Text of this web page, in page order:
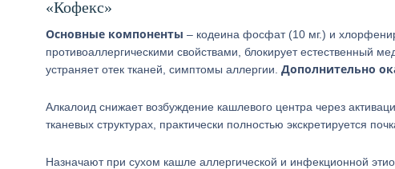
«Кофекс»
Основные компоненты – кодеина фосфат (10 мг.) и
противоаллергическими свойствами, блокирует естественный
устраняет отек тканей, симптомы аллергии. Дополнительно
Алкалоид снижает возбуждение кашлевого центра через
тканевых структурах, практически полностью экскретируется
Назначают при сухом кашле аллергической и инфекционной